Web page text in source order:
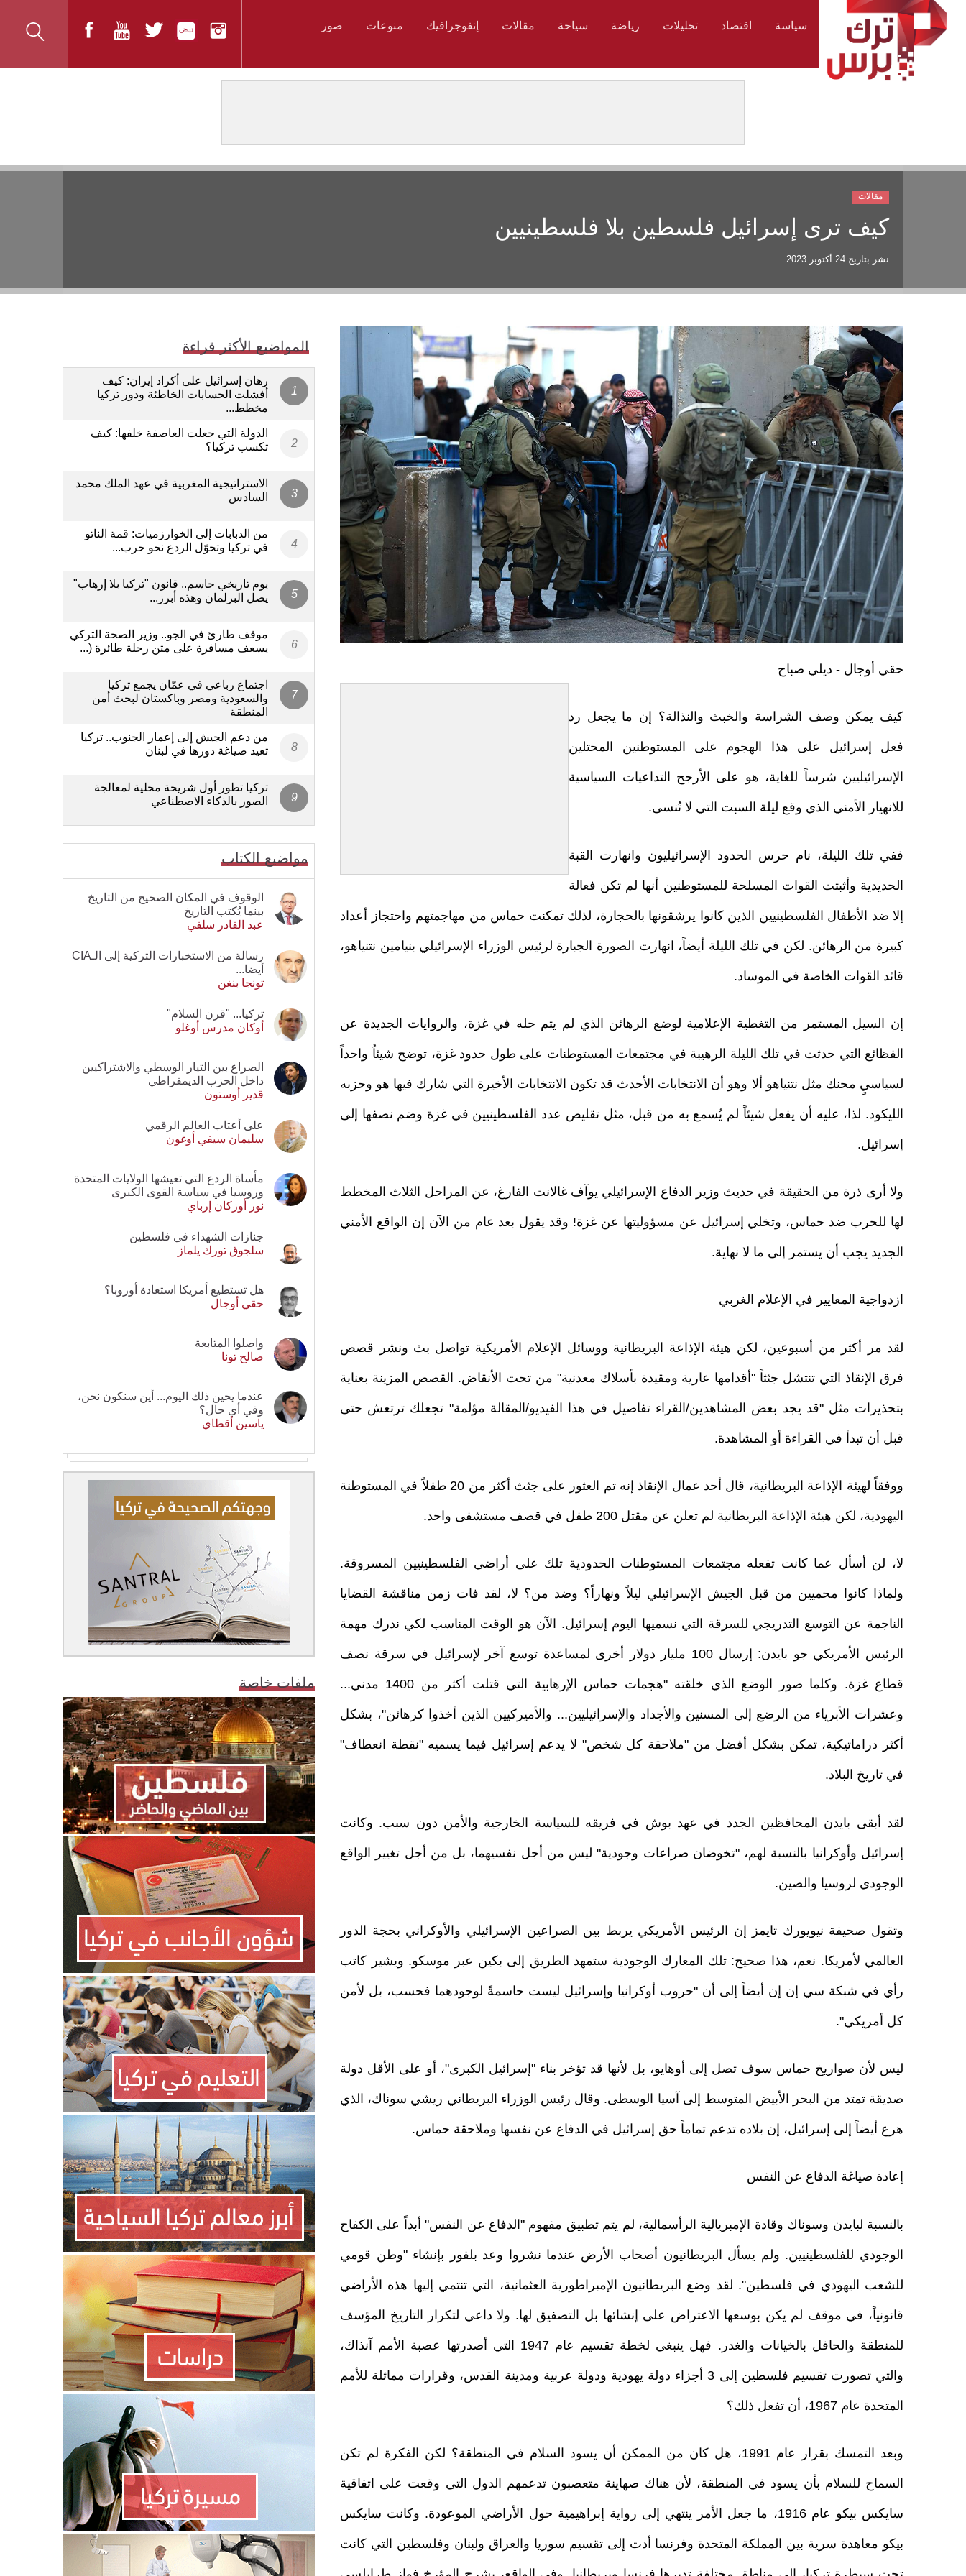
سياسة اقتصاد تحليلات رياضة سياحة مقالات إنفوجرافيك منوعات صور
كيف ترى إسرائيل فلسطين بلا فلسطينيين
نشر بتاريخ 24 أكتوبر 2023
مقالات
حقي أوجال - ديلي صباح
كيف يمكن وصف الشراسة والخبث والنذالة؟ إن ما يجعل رد
فعل إسرائيل على هذا الهجوم على المستوطنين المحتلين
الإسرائيليين شرساً للغاية، هو على الأرجح التداعيات السياسية
للانهيار الأمني الذي وقع ليلة السبت التي لا تُنسى.
ففي تلك الليلة، نام حرس الحدود الإسرائيليون وانهارت القبة
الحديدية وأثبتت القوات المسلحة للمستوطنين أنها لم تكن فعالة
إلا ضد الأطفال الفلسطينيين الذين كانوا يرشقونها بالحجارة، لذلك تمكنت حماس من مهاجمتهم واحتجاز أعداد
كبيرة من الرهائن. لكن في تلك الليلة أيضاً، انهارت الصورة الجبارة لرئيس الوزراء الإسرائيلي بنيامين نتنياهو،
قائد القوات الخاصة في الموساد.
إن السيل المستمر من التغطية الإعلامية لوضع الرهائن الذي لم يتم حله في غزة، والروايات الجديدة عن
الفظائع التي حدثت في تلك الليلة الرهيبة في مجتمعات المستوطنات على طول حدود غزة، توضح شيئاُ واحداً
لسياسيٍ محنك مثل نتنياهو ألا وهو أن الانتخابات الأحدث قد تكون الانتخابات الأخيرة التي شارك فيها هو وحزبه
الليكود. لذا، عليه أن يفعل شيئاً لم يُسمع به من قبل، مثل تقليص عدد الفلسطينيين في غزة وضم نصفها إلى
إسرائيل.
ولا أرى ذرة من الحقيقة في حديث وزير الدفاع الإسرائيلي يوآف غالانت الفارغ، عن المراحل الثلاث المخطط
لها للحرب ضد حماس، وتخلي إسرائيل عن مسؤوليتها عن غزة! وقد يقول بعد عام من الآن إن الواقع الأمني
الجديد يجب أن يستمر إلى ما لا نهاية.
ازدواجية المعايير في الإعلام الغربي
لقد مر أكثر من أسبوعين، لكن هيئة الإذاعة البريطانية ووسائل الإعلام الأمريكية تواصل بث ونشر قصص
فرق الإنقاذ التي تنتشل جثثاً "أقدامها عارية ومقيدة بأسلاك معدنية" من تحت الأنقاض. القصص المزينة بعناية
بتحذيرات مثل "قد يجد بعض المشاهدين/القراء تفاصيل في هذا الفيديو/المقالة مؤلمة" تجعلك ترتعش حتى
قبل أن تبدأ في القراءة أو المشاهدة.
ووفقاً لهيئة الإذاعة البريطانية، قال أحد عمال الإنقاذ إنه تم العثور على جثث أكثر من 20 طفلاً في المستوطنة
اليهودية، لكن هيئة الإذاعة البريطانية لم تعلن عن مقتل 200 طفل في قصف مستشفى واحد.
لا، لن أسأل عما كانت تفعله مجتمعات المستوطنات الحدودية تلك على أراضي الفلسطينيين المسروقة.
ولماذا كانوا محميين من قبل الجيش الإسرائيلي ليلاً ونهاراً؟ وضد من؟ لا، لقد فات زمن مناقشة القضايا
الناجمة عن التوسع التدريجي للسرقة التي نسميها اليوم إسرائيل. الآن هو الوقت المناسب لكي ندرك مهمة
الرئيس الأمريكي جو بايدن: إرسال 100 مليار دولار أخرى لمساعدة توسع آخر لإسرائيل في سرقة نصف
قطاع غزة. وكلما صور الوضع الذي خلقته "هجمات حماس الإرهابية التي قتلت أكثر من 1400 مدني...
وعشرات الأبرياء من الرضع إلى المسنين والأجداد والإسرائيليين... والأميركيين الذين أخذوا كرهائن"، بشكل
أكثر دراماتيكية، تمكن بشكل أفضل من "ملاحقة كل شخص" لا يدعم إسرائيل فيما يسميه "نقطة انعطاف"
في تاريخ البلاد.
لقد أبقى بايدن المحافظين الجدد في عهد بوش في فريقه للسياسة الخارجية والأمن دون سبب. وكانت
إسرائيل وأوكرانيا بالنسبة لهم، "تخوضان صراعات وجودية" ليس من أجل نفسيهما، بل من أجل تغيير الواقع
الوجودي لروسيا والصين.
وتقول صحيفة نيويورك تايمز إن الرئيس الأمريكي يربط بين الصراعين الإسرائيلي والأوكراني بحجة الدور
العالمي لأمريكا. نعم، هذا صحيح: تلك المعارك الوجودية ستمهد الطريق إلى بكين عبر موسكو. ويشير كاتب
رأي في شبكة سي إن إن أيضاً إلى أن "حروب أوكرانيا وإسرائيل ليست حاسمةً لوجودهما فحسب، بل لأمن
كل أمريكي".
ليس لأن صواريخ حماس سوف تصل إلى أوهايو، بل لأنها قد تؤخر بناء "إسرائيل الكبرى"، أو على الأقل دولة
صديقة تمتد من البحر الأبيض المتوسط إلى آسيا الوسطى. وقال رئيس الوزراء البريطاني ريشي سوناك، الذي
هرع أيضاً إلى إسرائيل، إن بلاده تدعم تماماً حق إسرائيل في الدفاع عن نفسها وملاحقة حماس.
إعادة صياغة الدفاع عن النفس
بالنسبة لبايدن وسوناك وقادة الإمبريالية الرأسمالية، لم يتم تطبيق مفهوم "الدفاع عن النفس" أبداً على الكفاح
الوجودي للفلسطينيين. ولم يسأل البريطانيون أصحاب الأرض عندما نشروا وعد بلفور بإنشاء "وطن قومي
للشعب اليهودي في فلسطين". لقد وضع البريطانيون الإمبراطورية العثمانية، التي تنتمي إليها هذه الأراضي
قانونياً، في موقف لم يكن بوسعها الاعتراض على إنشائها بل التصفيق لها. ولا داعي لتكرار التاريخ المؤسف
للمنطقة والحافل بالخيانات والغدر. فهل ينبغي لخطة تقسيم عام 1947 التي أصدرتها عصبة الأمم آنذاك،
والتي تصورت تقسيم فلسطين إلى 3 أجزاء دولة يهودية ودولة عربية ومدينة القدس، وقرارات مماثلة للأمم
المتحدة عام 1967، أن تفعل ذلك؟
وبعد التمسك بقرار عام 1991، هل كان من الممكن أن يسود السلام في المنطقة؟ لكن الفكرة لم تكن
السماح للسلام بأن يسود في المنطقة، لأن هناك صهاينة متعصبون تدعمهم الدول التي وقعت على اتفاقية
سايكس بيكو عام 1916، ما جعل الأمر ينتهي إلى رواية إبراهيمية حول الأراضي الموعودة. وكانت سايكس
بيكو معاهدة سرية بين المملكة المتحدة وفرنسا أدت إلى تقسيم سوريا والعراق ولبنان وفلسطين التي كانت
المواضيع الأكثر قراءة
رهان إسرائيل على أكراد إيران: كيف
أفشلت الحسابات الخاطئة ودور تركيا
مخطط...
الدولة التي جعلت العاصفة خلفها: كيف
تكسب تركيا؟
الاستراتيجية المغربية في عهد الملك محمد
السادس
من الدبابات إلى الخوارزميات: قمة الناتو
في تركيا وتحوّل الردع نحو حرب...
يوم تاريخي حاسم.. قانون "تركيا بلا إرهاب"
يصل البرلمان وهذه أبرز...
موقف طارئ في الجو.. وزير الصحة التركي
يسعف مسافرة على متن رحلة طائرة (...
اجتماع رباعي في عمّان يجمع تركيا
والسعودية ومصر وباكستان لبحث أمن
المنطقة
من دعم الجيش إلى إعمار الجنوب.. تركيا
تعيد صياغة دورها في لبنان
تركيا تطور أول شريحة محلية لمعالجة
الصور بالذكاء الاصطناعي
مواضيع الكتاب
الوقوف في المكان الصحيح من التاريخ
بينما يُكتب التاريخ
عبد القادر سلفي
رسالة من الاستخبارات التركية إلى الـCIA
أيضا...
تونجا بنغن
تركيا... "قرن السلام"
أوكان مدرس أوغلو
الصراع بين التيار الوسطي والاشتراكيين
داخل الحزب الديمقراطي
قدير أوستون
على أعتاب العالم الرقمي
سليمان سيفي أوغون
مأساة الردع التي تعيشها الولايات المتحدة
وروسيا في سياسة القوى الكبرى
نور أوزكان إرباي
جنازات الشهداء في فلسطين
سلجوق تورك يلماز
هل تستطيع أمريكا استعادة أوروبا؟
حقي أوجال
واصلوا المتابعة
صالح تونا
عندما يحين ذلك اليوم... أين سنكون نحن،
وفي أي حال؟
ياسين أقطاي
ملفات خاصة